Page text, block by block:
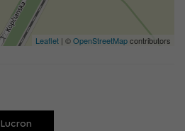
Leaflet | ©OpenStreetMapcontributors
Lucron